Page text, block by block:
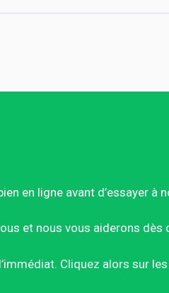
en ligne avant d’essayer à
et nous vous aiderons dès
Cliquez alors sur